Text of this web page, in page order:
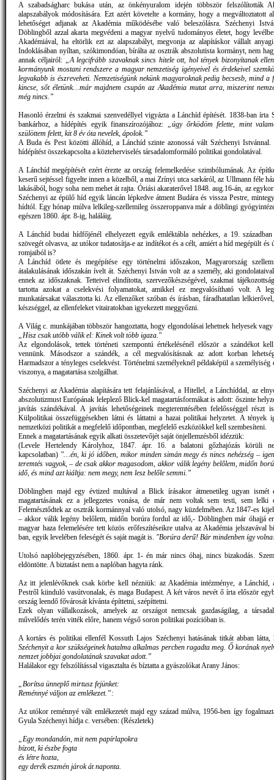
A szabadságharc bukása után, az önkényuralom idején többször felszólították
alapszabályok módosítására. Ezt azért követelte a kormány, hogy a megváltoztatott
lehetőséget adjanak az Akadémia működésébe való beleszólásra. Széchenyi
Döblingből azzal akarta megvédeni a magyar nyelvű tudományos életet, hogy
Akadémiával, ha eltörlik ezt az alapszabályt, megvonja az alapításkor vállalt anyagi
Indoklásában nyíltan, szókimondóan, bírálta az osztrák abszolutista kormányt, nem
annak céljairól: „A legcifrább szavaknak sincs hitele ott, hol tények bizonyítanak
kormányunk mostani rendszere a magyar nemzetiség igényeivel és érdekeivel
legvakabb is észreveheti. Nemzetiségünk nekünk magyaroknak pedig becsesb, mind a
kincse, sőt életünk…már majdnem csupán az Akadémia mutat arra, miszerint
még nincs.”
Hasonló érzelmi és szakmai szenvedéllyel vigyázta a Lánchíd építését. 1838-ban írta
bankárhoz, a hídépítés egyik finanszírozójához: „úgy őrködöm felette, mint
szülöttem felett, kit 8 év óta nevelek, ápolok.”
A Buda és Pest közötti állóhíd, a Lánchíd szinte azonossá vált Széchenyi Istvánnal.
hídépítést összekapcsolta a közteherviselés társadalomformáló politikai gondolatával.
A Lánchíd megépítését ezért érezte az ország felemelkedése szimbólumának. Az
keserű sejtéssel figyelte innen a közelből, a mai Zrínyi utca sarkáról, az Ullmann féle
lakásából, hogy soha nem mehet át rajta. Óriási akaraterővel 1848. aug.16-án, az
Széchenyi az épülő híd egyik láncán lépkedve átment Budára és vissza Pestre,
hídtól. Egy hónap múlva lelkileg-szellemileg összeroppanva már a döblingi
egészen 1860. ápr. 8-ig, haláláig.
A Lánchíd budai hídfőjénél elhelyezett egyik emléktábla nehézkes, a 19.
szövegét olvasva, az utókor tudatosítja-e az indítékot és a célt, amiért a híd megépült és
romjaiból is?
A Lánchíd ötlete és megépítése egy történelmi időszakon, Magyarország
átalakulásának időszakán ívelt át. Széchenyi István volt az a személy, aki
ennek az időszaknak. Tetteivel elindította, szervezőkészségével, szakmai
tartotta azokat a cselekvési folyamatokat, amikkel ez megvalósítható volt. A
munkatársakat választotta ki. Az ellenzőket szóban és írásban, fáradhatatlan
készséggel, az ellenfeleket vitairatokban igyekezett meggyőzni.
A Világ c. munkájában többször hangoztatta, hogy elgondolásai lehetnek helyesek
„Hisz csak utóbb válik el: Kinek volt több igaza."
Az elgondolások, tettek történeti szempontú értékelésénél először a szándékot
vennünk. Másodszor a szándék, a cél megvalósításnak az adott korban
Harmadszor a tényleges cselekvést. Történelmi személyeknél példaképül a személyiség
viszonya, a magatartása szolgálhat.
Széchenyi az Akadémia alapítására tett felajánlásával, a Hitellel, a Lánchíddal, az
abszolutizmust Európának leleplező Blick-kel magatartásformákat is adott: őszinte
javítás szándékával. A javítás lehetőségeinek megteremtésében felelősséggel részt
Külpolitikai összefüggésekben látni és láttatni a hazai politikai helyzetet. A tények
nemzetközi politikát a megfelelő időpontban, megfelelő eszközökkel kell szembesíteni.
Ennek a magatartásának egyik alkati összetevőjét saját önjellemzésből idézzük:
(Levele Hertelendy Károlyhoz, 1847. ápr. 16. a balatoni gőzhajózás körüli
kapcsolatban) "…én, ki jó időben, mikor minden simán megy és nincs nehézség –
teremtés vagyok, – de csak akkor magasodom, akkor válik legény belőlem, midőn
idő, és mind azt kiáltja: nem megy, nem lesz belőle semmi.”
Döblingben majd egy évtized multával a Blick írásakor átmenetileg ugyan ismét
magatartásának ez a jellegzetes vonása, de már nem voltak sem testi, sem lelki
Felemésztődtek az osztrák kormánnyal való utolsó, nagy küzdelmében. Az 1847-es
– akkor válik legény belőlem, midőn borúra fordul az idő,- Döblingben már óhajjá
magyar haza felemelésére tett közös erőfeszítéseikre utalva az Akadémia jelszavával
ban, egyik levelében feleségét és saját magát is. "Borúra derű! Bár mindenben így
Utolsó naplóbejegyzésében, 1860. ápr. 1- én már nincs óhaj, nincs bizakodás.
eldöntötte. A biztatást nem a naplóban hagyta ránk.
Az itt jelenlévőknek csak körbe kell nézniük: az Akadémia intézménye, a Lánchíd,
Pestről kiinduló vasútvonalak, és maga Budapest. A két város nevét ő írta először
ország leendő fővárosát kívánta építtetni, szépíttetni.
Ezek olyan vállalkozások, amelyek az országot nemcsak gazdaságilag, a
művelődés terén vitték előre, hanem végső soron politikai pozícióban is.
A kortárs és politikai ellenfél Kossuth Lajos Széchenyi hatásának titkát abban
Széchenyit a kor szükségeinek hatalma alkalmas percben ragadta meg. Ő korának
nemzet jobbjai gondolatának szavakat adott.”
Halálakor egy felszólítással vigasztalta és bíztatta a gyászolókat Arany János:
„Borítsa ünneplő mirtusz fejünket:
Reménnyé váljon az emlékezet.”:
Az utókor reménnyé vált emlékezetét majd egy század múlva, 1956-ben így
Gyula Széchenyi hídja c. versében: (Részletek)
„Egy mondandón, mit nem papírlapokra
bízott, ki észbe fogta
és létre hozta,
egy derék eszmén járok át naponta.